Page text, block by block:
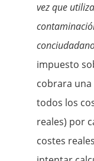
vez que
impuesto
cobrara
todos los
reales) por
costes